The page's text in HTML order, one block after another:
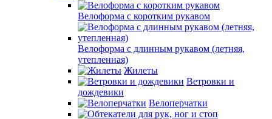
Велоформа с коротким рукавом
Велоформа с длинным рукавом (летняя,
утепленная)
Жилеты
Ветровки и
дождевики
Велоперчатки